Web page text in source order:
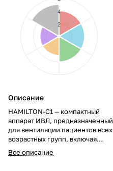
4
2
Описание
HAMILTON-C1 — компактный
аппарат ИВЛ, предназначенный
для вентиляции пациентов всех
возрастных групп, включая
новорождённых. Подходит для
применения в реанимации,
Все описание